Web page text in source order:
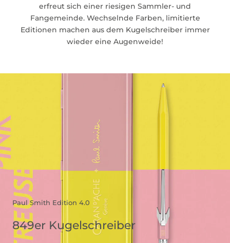
erfreut sich einer riesigen Sammler- und
Fangemeinde. Wechselnde Farben, limitierte
Editionen machen aus dem Kugelschreiber immer
wieder eine Augenweide!
Paul Smith Edition 4.0
849er Kugelschreiber